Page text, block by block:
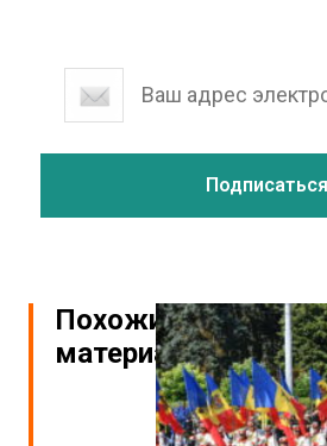
Похожие
материалы